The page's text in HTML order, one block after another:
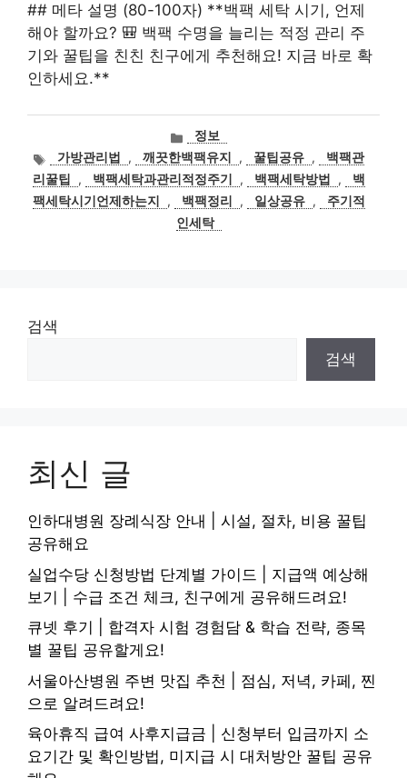
## 메타 설명 (80-100자) **백팩 세탁 시기, 언제
해야 할까요? 🎒 백팩 수명을 늘리는 적정 관리 주
기와 꿀팁을 친친 친구에게 추천해요! 지금 바로 확
인하세요.**
카
테
고
리
정보
태
그
가방관리법 , 깨끗한백팩유지 , 꿀팁공유 ,
백팩관
리꿀팁
, 백팩세탁과관리적정주기 , 백팩세탁방법 ,
백
팩세탁시기언제하는지
, 백팩정리 , 일상공유 ,
주기적
인세탁
검색
검색
최신 글
인하대병원 장례식장 안내 | 시설, 절차, 비용 꿀팁
공유해요
실업수당 신청방법 단계별 가이드 | 지급액 예상해
보기 | 수급 조건 체크, 친구에게 공유해드려요!
큐넷 후기 | 합격자 시험 경험담 & 학습 전략, 종목
별 꿀팁 공유할게요!
서울아산병원 주변 맛집 추천 | 점심, 저녁, 카페, 찐
으로 알려드려요!
육아휴직 급여 사후지급금 | 신청부터 입금까지 소
요기간 및 확인방법, 미지급 시 대처방안 꿀팁 공유